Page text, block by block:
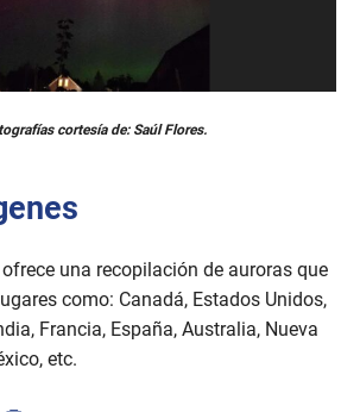
cortesía de: Saúl Flores.
una recopilación de auroras que
como: Canadá, Estados Unidos,
Francia, España, Australia, Nueva
etc.